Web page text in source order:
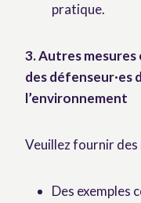
pratique.
3. Autres
des défenseur·es
l’environnement
Veuillez fournir
Des exemples